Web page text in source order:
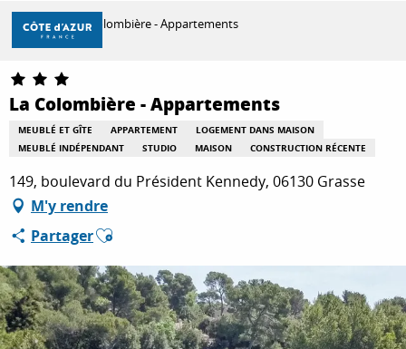
Aller
contenu
principal
DÉCOUVRIR
À FAIRE
SÉJOURNER
Accueil La Colombière - Appartements
La Colombière - Appartements
MEUBLÉ ET GÎTE APPARTEMENT
LOGEMENT DANS MAISON
MEUBLÉ INDÉPENDANT
STUDIO MAISON CONSTRUCTION RÉCENTE
149, boulevard du Président Kennedy, 06130 Grasse
M'y rendre
PartagerAjouter aux favoris